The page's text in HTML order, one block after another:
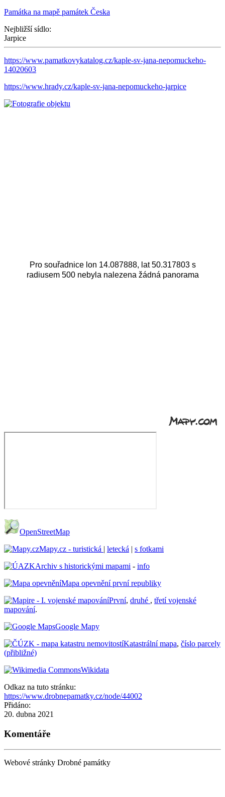
Památka na mapě památek Česka
Nejbližší sídlo:
Jarpice
https://www.pamatkovykatalog.cz/kaple-sv-jana-nepomuckeho-
14020603
https://www.hrady.cz/kaple-sv-jana-nepomuckeho-jarpice
Pro souřadnice lon 14.087888, lat 50.317803 s
radiusem 500 nebyla nalezena žádná panorama
OpenStreetMap
Mapy.cz - turistická| letecká | s fotkami
Archiv s historickými mapami - info
Mapa opevnění první republiky
První, druhé, třetí vojenské
mapování.
Google Mapy
Katastrální mapa, číslo parcely
(přibližné)
Wikidata
Odkaz na tuto stránku:
https://www.drobnepamatky.cz/node/44002
Přidáno:
20. dubna 2021
Komentáře
Webové stránky Drobné památky